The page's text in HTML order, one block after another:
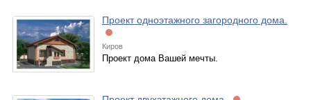
Проект одноэтажного загородного дома.
Киров
Проект дома Вашей мечты.